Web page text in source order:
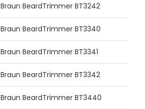
Braun BeardTrimmer BT3242
Braun BeardTrimmer BT3340
Braun BeardTrimmer BT3341
Braun BeardTrimmer BT3342
Braun BeardTrimmer BT3440